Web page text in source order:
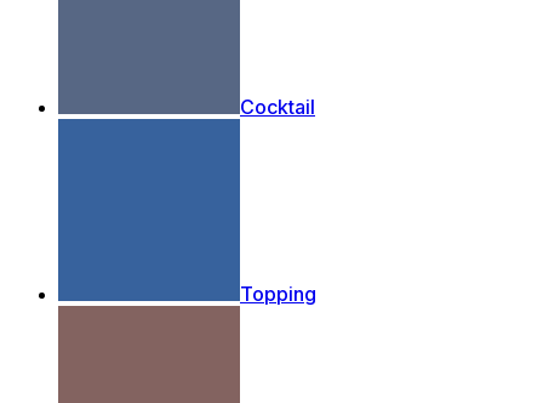
Cocktail
Topping